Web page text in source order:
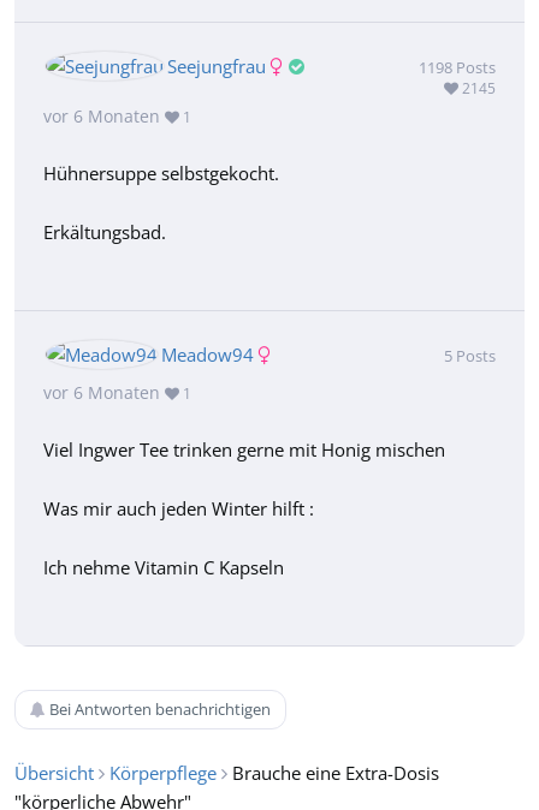
Seejungfrau 1198 Posts
2145
vor 6 Monaten 1
Hühnersuppe selbstgekocht.
Erkältungsbad.
Meadow94 5 Posts
vor 6 Monaten 1
Viel Ingwer Tee trinken gerne mit Honig mischen
Was mir auch jeden Winter hilft :
Ich nehme Vitamin C Kapseln
Bei Antworten benachrichtigen
Übersicht Körperpflege
Brauche eine Extra-Dosis
"körperliche Abwehr"